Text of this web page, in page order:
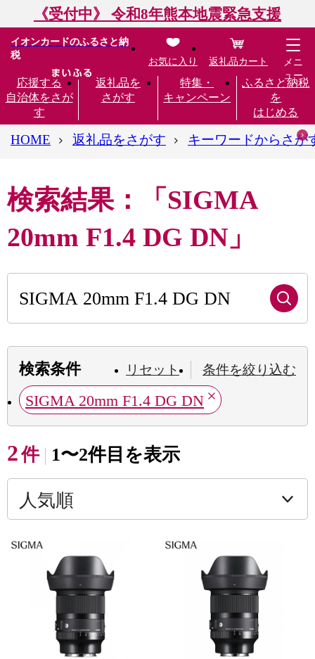
《受付中》 令和8年熊本地震緊急支援
イオンカードのふるさと納
税
応援する
自治体をさが
す
返礼品を
さがす
特集・
キャンペーン
ふるさと納税
を
はじめる
お気に入り 返礼品カート
メニ
ュー
HOME 返礼品をさがす キーワードからさが
検索結果：「SIGMA
20mm F1.4 DG DN」
検索条件 リセット 条件を絞り込む
SIGMA 20mm F1.4 DG DN
2件 1〜2件目を表示